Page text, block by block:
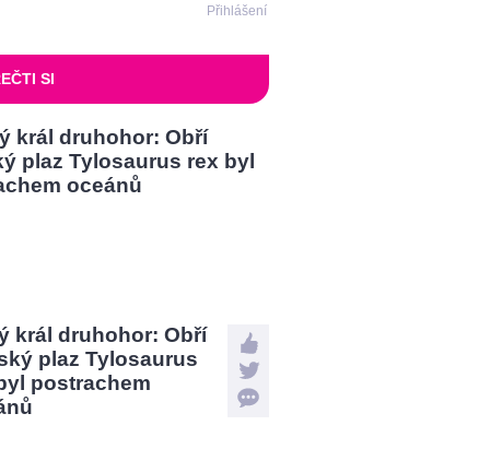
Přihlášení
SI
král druhohor: Obří
plaz Tylosaurus
postrachem